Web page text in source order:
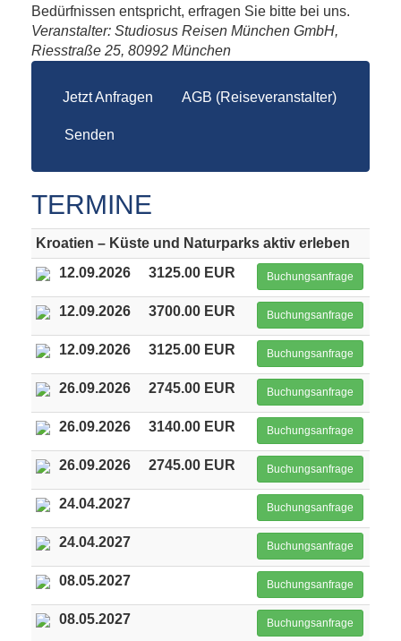
Bedürfnissen entspricht, erfragen Sie bitte bei uns.
Veranstalter: Studiosus Reisen München GmbH,
Riesstraße 25, 80992 München
Jetzt Anfragen AGB (Reiseveranstalter)
Senden
TERMINE
Kroatien – Küste und Naturparks aktiv erleben
12.09.2026
3125.00 EUR Buchungsanfrage
12.09.2026 3700.00 EUR Buchungsanfrage
12.09.2026 3125.00 EUR Buchungsanfrage
26.09.2026 2745.00 EUR Buchungsanfrage
26.09.2026 3140.00 EUR Buchungsanfrage
26.09.2026 2745.00 EUR Buchungsanfrage
24.04.2027 Buchungsanfrage
24.04.2027 Buchungsanfrage
08.05.2027 Buchungsanfrage
08.05.2027 Buchungsanfrage